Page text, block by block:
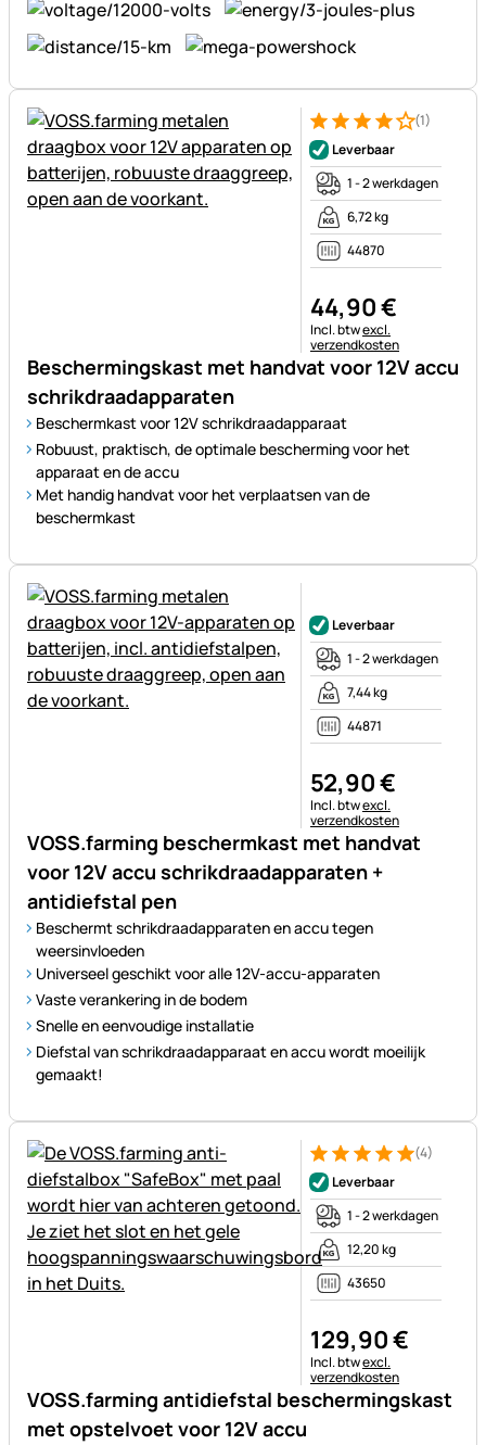
Beschermingskast met handvat voor 12V accu
schrikdraadapparaten
Beschermkast voor 12V schrikdraadapparaat
Robuust, praktisch, de optimale bescherming voor het
apparaat en de accu
Met handig handvat voor het verplaatsen van de
beschermkast
Beoordeling: 4 van 5 (1
1 Bewertung
(1)
Leverbaar
1 - 2 werkdagen
6,72 kg
44870
44,90€
Belastinginformatie:
Incl. btwexcl.
verzendkosten
VOSS.farming beschermkast met handvat
voor 12V accu schrikdraadapparaten +
antidiefstal pen
Beschermt schrikdraadapparaten en accu tegen
weersinvloeden
Universeel geschikt voor alle 12V-accu-apparaten
Vaste verankering in de bodem
Snelle en eenvoudige installatie
Diefstal van schrikdraadapparaat en accu wordt moeilijk
gemaakt!
Leverbaar
1 - 2 werkdagen
7,44 kg
44871
52,90€
Belastinginformatie:
Incl. btwexcl.
verzendkosten
VOSS.farming antidiefstal beschermingskast
met opstelvoet voor 12V accu
Beoordeling: 5 van 5 (4
4 Bewertungen
(4)
Leverbaar
1 - 2 werkdagen
12,20 kg
43650
129,90€
Belastinginformatie:
Incl. btwexcl.
verzendkosten